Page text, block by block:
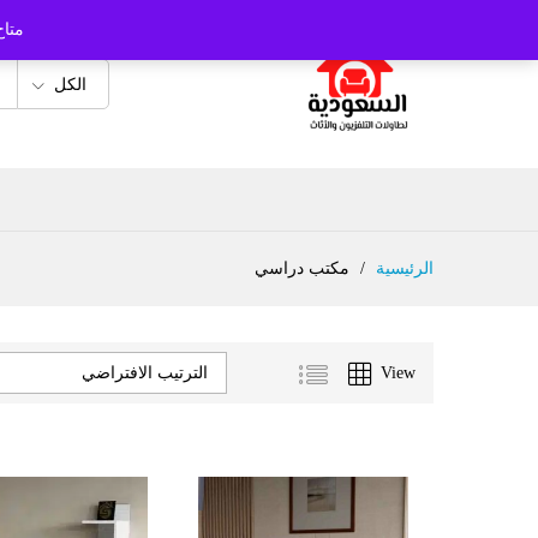
الكل
الرئيسية / مكتب دراسي
View الترتيب الافتراضي